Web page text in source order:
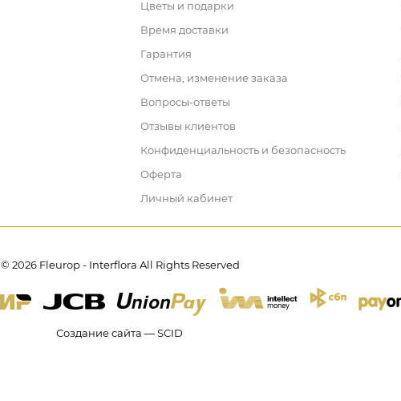
Цветы и подарки
Время доставки
Гарантия
Отмена, изменение заказа
Вопросы-ответы
Отзывы клиентов
Конфиденциальность и безопасность
Оферта
Личный кабинет
© 2026 Fleurop - Interflora All Rights Reserved
Создание сайта — SCID